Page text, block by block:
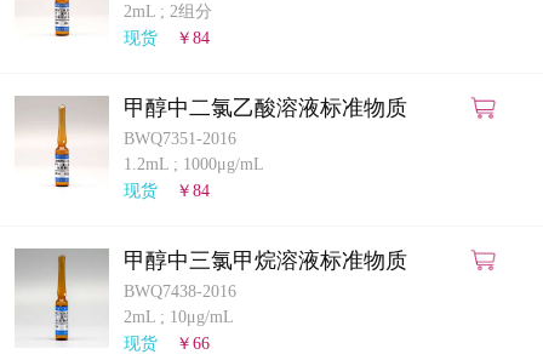
2mL ; 2组分
现货
￥84
甲醇中二氯乙酸溶液标准物质
BWQ7351-2016
1.2mL ; 1000μg/mL
现货
￥84
甲醇中三氯甲烷溶液标准物质
BWQ7438-2016
2mL ; 10μg/mL
现货
￥66